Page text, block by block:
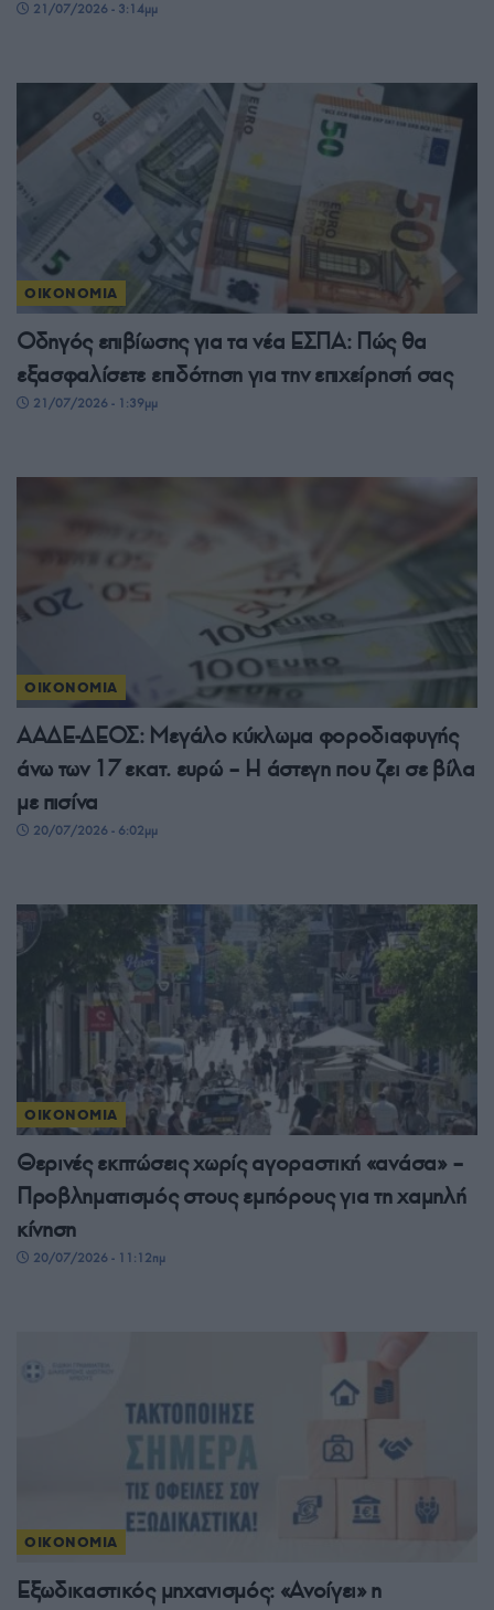
21/07/2026 - 3:14μμ
ΟΙΚΟΝΟΜΙΑ
Οδηγός επιβίωσης για τα νέα ΕΣΠΑ: Πώς θα
εξασφαλίσετε επιδότηση για την επιχείρησή σας
21/07/2026 - 1:39μμ
ΟΙΚΟΝΟΜΙΑ
ΑΑΔΕ-ΔΕΟΣ: Μεγάλο κύκλωμα φοροδιαφυγής
άνω των 17 εκατ. ευρώ – Η άστεγη που ζει σε βίλα
με πισίνα
20/07/2026 - 6:02μμ
ΟΙΚΟΝΟΜΙΑ
Θερινές εκπτώσεις χωρίς αγοραστική «ανάσα» –
Προβληματισμός στους εμπόρους για τη χαμηλή
κίνηση
20/07/2026 - 11:12πμ
ΟΙΚΟΝΟΜΙΑ
Εξωδικαστικός μηχανισμός: «Ανοίγει» η